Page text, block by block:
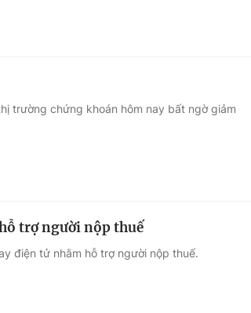
trường chứng khoán hôm nay bất ngờ giảm
trợ người nộp thuế
điện tử nhằm hỗ trợ người nộp thuế.